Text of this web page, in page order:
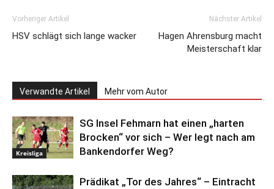
Vorheriger Artikel
HSV schlägt sich lange wacker
Nächster Artikel
Hagen Ahrensburg macht
Meisterschaft klar
Verwandte Artikel Mehr vom Autor
Kreisliga
SG Insel Fehmarn hat einen „harten
Brocken“ vor sich – Wer legt nach am
Bankendorfer Weg?
Prädikat „Tor des Jahres“ – Eintracht